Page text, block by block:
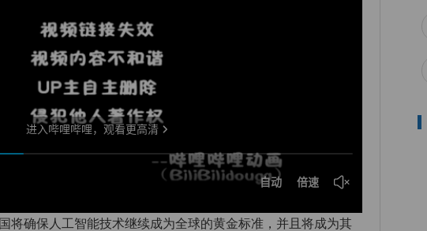
将确保人工智能技术继续成为全球的黄金标准，并且将成为其